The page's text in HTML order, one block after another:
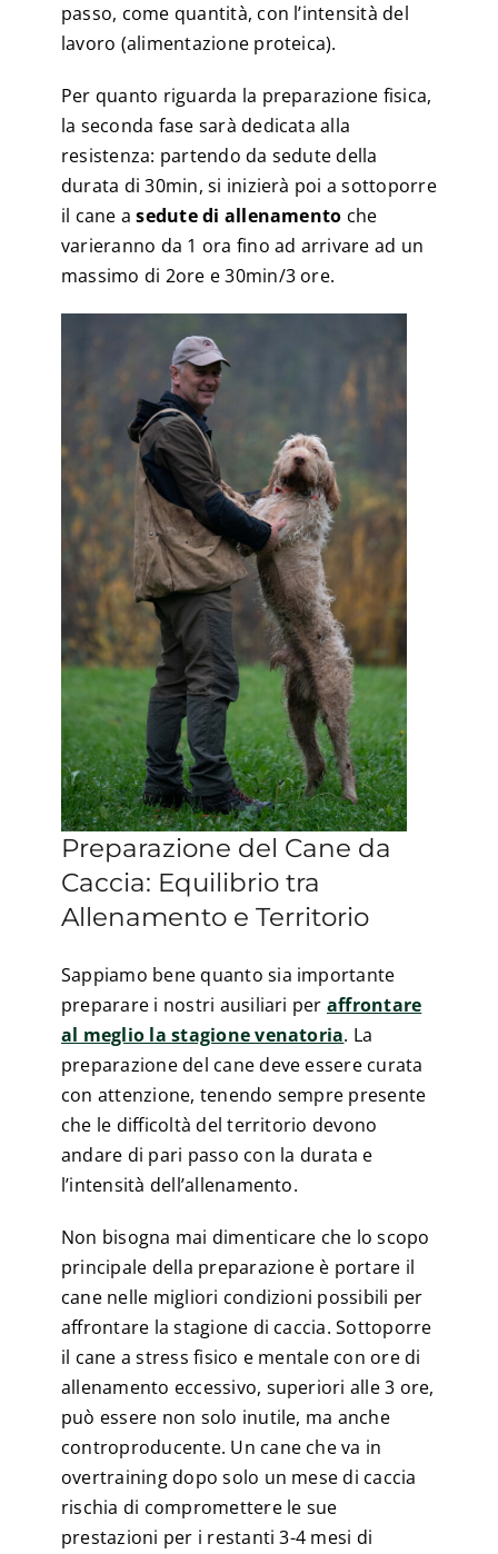
passo, come quantità, con l’intensità del
lavoro (alimentazione proteica).
Per quanto riguarda la preparazione fisica,
la seconda fase sarà dedicata alla
resistenza: partendo da sedute della
durata di 30min, si inizierà poi a sottoporre
il cane asedute di allenamento che
varieranno da 1 ora fino ad arrivare ad un
massimo di 2ore e 30min/3 ore.
Preparazione del Cane da
Caccia: Equilibrio tra
Allenamento e Territorio
Sappiamo bene quanto sia importante
preparare i nostri ausiliari per affrontare
al meglio la stagione venatoria. La
preparazione del cane deve essere curata
con attenzione, tenendo sempre presente
che le difficoltà del territorio devono
andare di pari passo con la durata e
l’intensità dell’allenamento.
Non bisogna mai dimenticare che lo scopo
principale della preparazione è portare il
cane nelle migliori condizioni possibili per
affrontare la stagione di caccia. Sottoporre
il cane a stress fisico e mentale con ore di
allenamento eccessivo, superiori alle 3 ore,
può essere non solo inutile, ma anche
controproducente. Un cane che va in
overtraining dopo solo un mese di caccia
rischia di compromettere le sue
prestazioni per i restanti 3-4 mesi di